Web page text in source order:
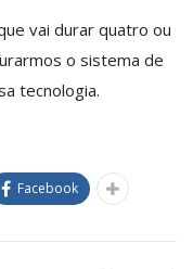
vai durar quatro ou
o sistema de
tecnologia.
Facebook